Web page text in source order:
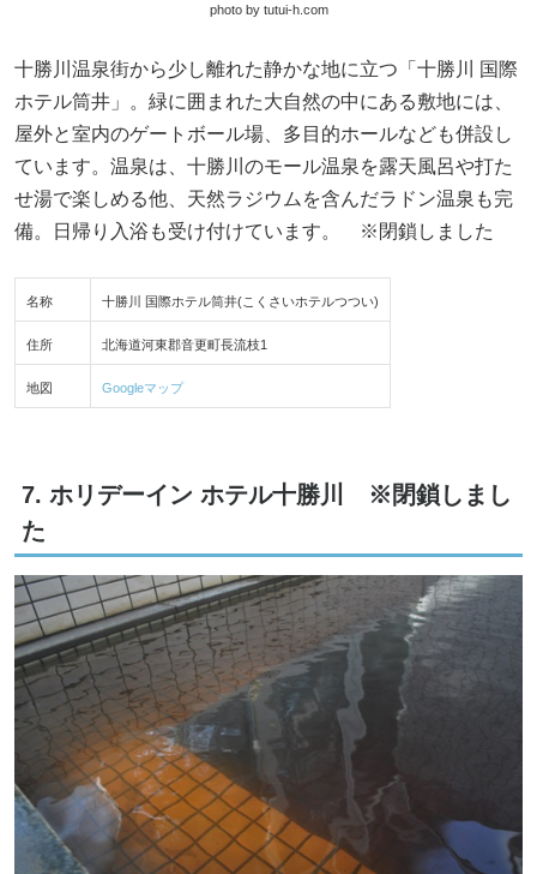
photo by tutui-h.com
十勝川温泉街から少し離れた静かな地に立つ「十勝川 国際
ホテル筒井」。緑に囲まれた大自然の中にある敷地には、
屋外と室内のゲートボール場、多目的ホールなども併設し
ています。温泉は、十勝川のモール温泉を露天風呂や打た
せ湯で楽しめる他、天然ラジウムを含んだラドン温泉も完
備。日帰り入浴も受け付けています。 ※閉鎖しました
名称 十勝川 国際ホテル筒井(こくさいホテルつつい)
住所 北海道河東郡音更町長流枝1
地図 Googleマップ
7. ホリデーイン ホテル十勝川 ※閉鎖しまし
た